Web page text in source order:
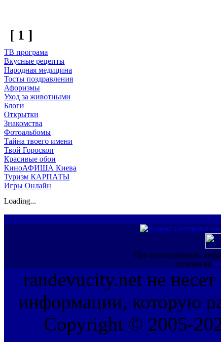
[ 1 ]
ТВ програма
Вкусные рецепты
Народная медицина
Тосты поздравления
Афоризмы
Уход за животными
Блоги
Открытки
Знакомства
Фотоальбомы
Тайна твоего имени
Твой Гороскоп
Красивые обои
КиноАФИША Киева
Туризм КАРПАТЫ
Игры Онлайн
Loading...
При использовании
ссылка на
randevucity.net не несет
информации, которую
Copyright © 2005-